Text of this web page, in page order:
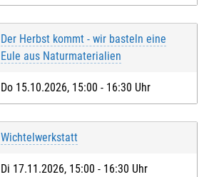
Der Herbst kommt - wir basteln eine
Eule aus Naturmaterialien
Do 15.10.2026, 15:00 - 16:30 Uhr
Wichtelwerkstatt
Di 17.11.2026, 15:00 - 16:30 Uhr